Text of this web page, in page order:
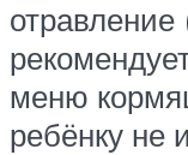
отравление
меню
ребёнку не